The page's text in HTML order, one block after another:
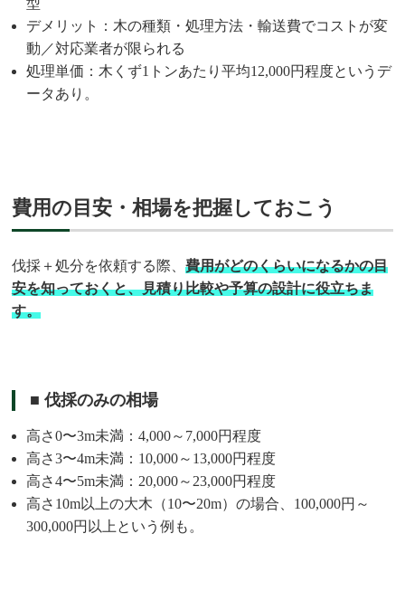
デメリット：木の種類・処理方法・輸送費でコストが変
動／対応業者が限られる
処理単価：木くず1トンあたり平均12,000円程度というデ
ータあり。
費用の目安・相場を把握しておこう
伐採＋処分を依頼する際、費用がどのくらいになるかの目
安を知っておくと、見積り比較や予算の設計に役立ちま
す。
■ 伐採のみの相場
高さ0〜3m未満：4,000～7,000円程度
高さ3〜4m未満：10,000～13,000円程度
高さ4〜5m未満：20,000～23,000円程度
高さ10m以上の大木（10〜20m）の場合、100,000円～
300,000円以上という例も。